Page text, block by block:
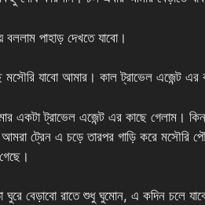
পাহাড় দেখতে যাবো।
যাবো আমার। কাল ট্রাভেল এজেন্ট এর
একটা ট্রাভেল এজেন্ট এর কাছে গেলাম।
আমরা ট্রেন এ চড়ে তারপর গাড়ি করে মসৌরি
বেড়াবো রাতে শুধু ঘুমোন, এ কদিন চলে